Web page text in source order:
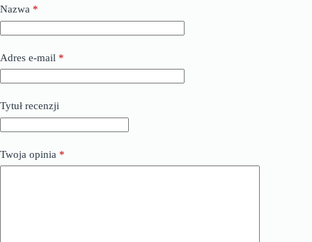
Nazwa *
Adres e-mail *
Tytuł recenzji
Twoja opinia *